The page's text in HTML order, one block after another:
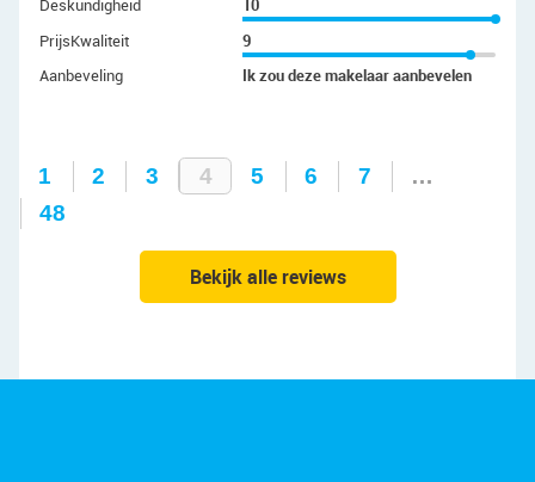
Deskundigheid
10
PrijsKwaliteit
9
Aanbeveling
Ik zou deze makelaar aanbevelen
1 2 3 4 5 6 7
…
48
Bekijk alle reviews